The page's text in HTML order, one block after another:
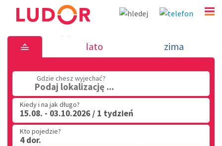
Nowość 15.3.2018 - wakacje we
(32) 720 60 56
lato zima
Gdzie chesz wyjechać?
Podaj lokalizację ...
Kiedy i na jak długo?
15.08. - 03.10.2026 / 1 tydzień
Kto pojedzie?
4 dor.